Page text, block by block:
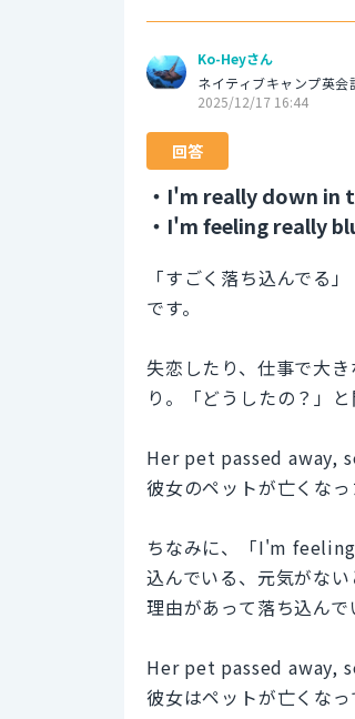
Ko-Heyさん
ネイティブキャンプ英会
2025/12/17 16:44
回答
・I'm really down in
・I'm feeling really
「すごく落ち込んでる
です。
失恋したり、仕事で大
り。「どうしたの？」
Her pet passed away,
彼女のペットが亡くな
ちなみに、「I'm
込んでいる、元気がな
理由があって落ち込ん
Her pet passed away,
彼女はペットが亡くなっ